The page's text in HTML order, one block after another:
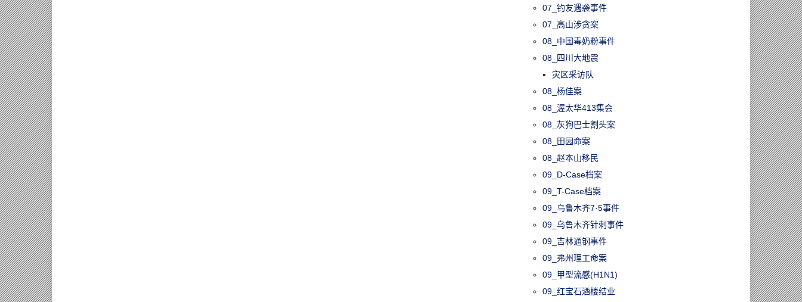
07_钓友遇袭事件
07_高山涉贪案
08_中国毒奶粉事件
08_四川大地震
灾区采访队
08_杨佳案
08_渥太华413集会
08_灰狗巴士割头案
08_田园命案
08_赵本山移民
09_D-Case档案
09_T-Case档案
09_乌鲁木齐7·5事件
09_乌鲁木齐针刺事件
09_吉林通钢事件
09_弗州理工命案
09_甲型流感(H1N1)
09_红宝石酒楼结业